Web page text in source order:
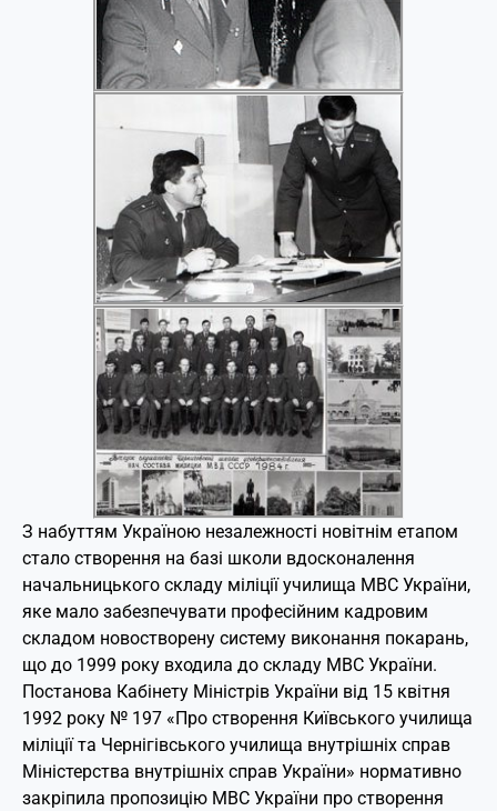
З набуттям Україною незалежності новітнім етапом
стало створення на базі школи вдосконалення
начальницького складу міліції училища МВС України,
яке мало забезпечувати професійним кадровим
складом новостворену систему виконання покарань,
що до 1999 року входила до складу МВС України.
Постанова Кабінету Міністрів України від 15 квітня
1992 року № 197 «Про створення Київського училища
міліції та Чернігівського училища внутрішніх справ
Міністерства внутрішніх справ України» нормативно
закріпила пропозицію МВС України про створення